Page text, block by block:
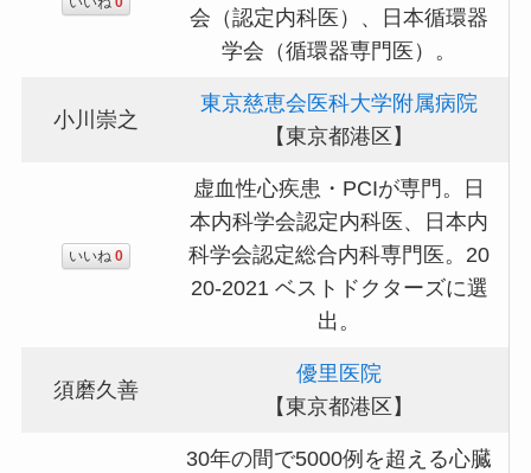
会（認定内科医）、日本循環器
学会（循環器専門医）。
小川崇之
東京慈恵会医科大学附属病院
【東京都港区】
いいね 0
虚血性心疾患・PCIが専門。日
本内科学会認定内科医、日本内
科学会認定総合内科専門医。20
20-2021 ベストドクターズに選
出。
須磨久善
優里医院
【東京都港区】
30年の間で5000例を超える心臓